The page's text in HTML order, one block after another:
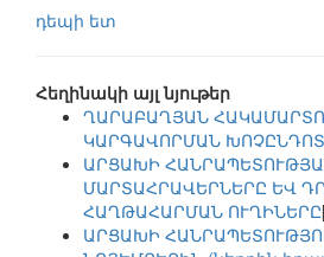
դեպի ետ
Հեղինակի այլ նյութեր
ՂԱՐԱԲԱՂՅԱՆ
ԿԱՐԳԱՎՈՐՄԱՆ
ԱՐՑԱԽԻ
ՄԱՐՏԱՀՐԱՎԵՐՆԵՐԸ ԵՎ
ՀԱՂԹԱՀԱՐՄԱՆ ՈՒՂԻՆԵՐԸ
ԱՐՑԱԽԻ